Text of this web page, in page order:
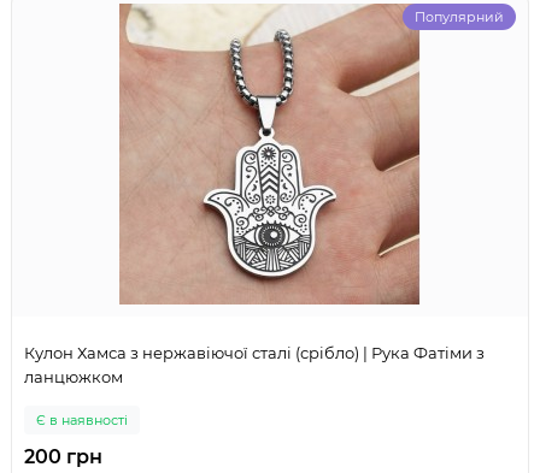
Популярний
Кулон Хамса з нержавіючої сталі (срібло) | Рука Фатіми з
ланцюжком
Є в наявності
200 грн